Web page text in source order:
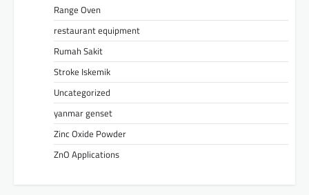
Range Oven
restaurant equipment
Rumah Sakit
Stroke Iskemik
Uncategorized
yanmar genset
Zinc Oxide Powder
ZnO Applications